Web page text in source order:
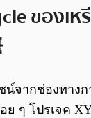
ของเ
น์จากช่องทาง
ย ๆ โปรเจค